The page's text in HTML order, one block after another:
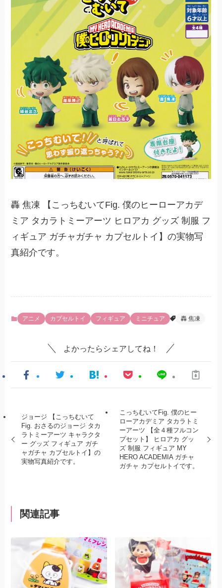
轟 焦凍 【こっちむいてFig. 僕のヒーローアカデ
ミア タカラトミーアーツ ヒロアカ グッズ 制服 フ
ィギュア ガチャガチャ カプセルトイ】の実物写
真紹介です。
アニメ カプセルトイ フィギュア ミニチュア 轟 焦凍
よかったらシェアしてね！
ジョージ 【こっちむいて
Fig. おさるのジョージ タカ
ラトミーアーツ キャラクタ
ー グッズ フィギュア ガチ
ャガチャ カプセルトイ】の
実物写真紹介です。
こっちむいてFig. 僕のヒー
ローアカデミア タカラトミ
ーアーツ 【全４種フルコン
プセット】 ヒロアカ グッ
ズ 制服 フィギュア MY
HERO ACADEMIA ガチャ
ガチャ カプセルトイです。
関連記事